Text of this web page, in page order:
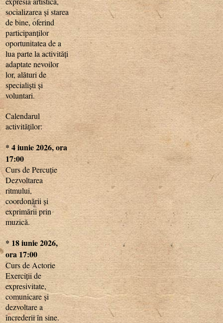
socializarea și starea
de bine, oferind
participanților
oportunitatea de a
lua parte la activități
adaptate nevoilor
lor, alături de
specialiști și
voluntari.
Calendarul
activităților:
* 4 iunie 2026, ora
17:00
Curs de Percuție
Dezvoltarea
ritmului,
coordonării și
exprimării prin
muzică.
* 18 iunie 2026,
ora 17:00
Curs de Actorie
Exerciții de
expresivitate,
comunicare și
dezvoltare a
încrederii în sine.